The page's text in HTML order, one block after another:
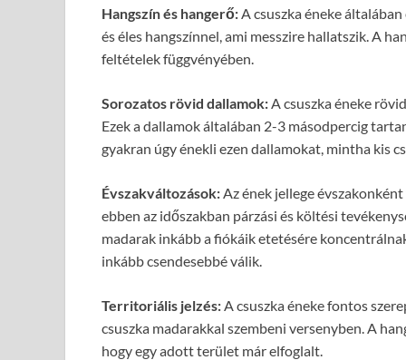
Hangszín és hangerő:A csuszka éneke
és éles hangszínnel, ami messzire hallatszik. A
feltételek függvényében.
Sorozatos rövid dallamok:A csuszka éneke
Ezek a dallamok általában 2-3 másodpercig
gyakran úgy énekli ezen dallamokat, mintha kis
Évszakváltozások:Az ének jellege
ebben az időszakban párzási és költési
madarak inkább a fiókáik etetésére
inkább csendesebbé válik.
Territoriális jelzés:A csuszka éneke fontos
csuszka madarakkal szembeni versenyben. A
hogy egy adott terület már elfoglalt.